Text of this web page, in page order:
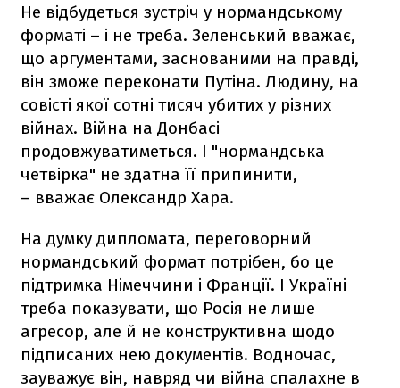
Не відбудеться зустріч у нормандському
форматі – і не треба. Зеленський вважає,
що аргументами, заснованими на правді,
він зможе переконати Путіна. Людину, на
совісті якої сотні тисяч убитих у різних
війнах. Війна на Донбасі
продовжуватиметься. І "нормандська
четвірка" не здатна її припинити,
– вважає Олександр Хара.
На думку дипломата, переговорний
нормандський формат потрібен, бо це
підтримка Німеччини і Франції. І Україні
треба показувати, що Росія не лише
агресор, але й не конструктивна щодо
підписаних нею документів. Водночас,
зауважує він, навряд чи війна спалахне в